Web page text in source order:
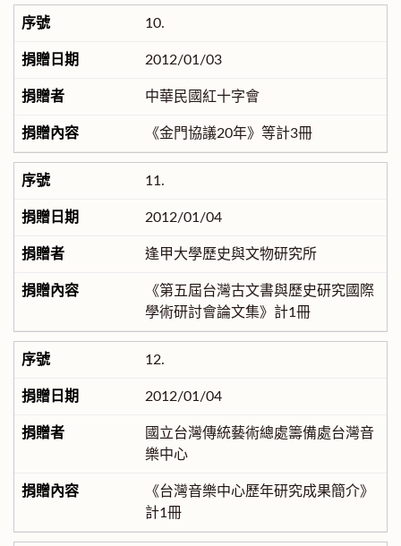
10.
2012/01/03
中華民國紅十字會
《金門協議20年》等計3冊
11.
2012/01/04
逢甲大學歷史與文物研究所
《第五屆台灣古文書與歷史研究國際
學術研討會論文集》計1冊
12.
2012/01/04
國立台灣傳統藝術總處籌備處台灣音
樂中心
《台灣音樂中心歷年研究成果簡介》
計1冊